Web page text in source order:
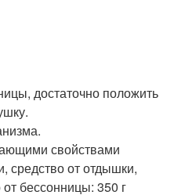
достаточно положить
свойствами
средство от отдышки,
бессонницы: 350 г